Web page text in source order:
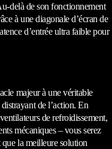
delà de son fonctionnement
à une diagonale d’écran de
d’entrée ultra faible pour
majeur à une véritable
de l’action. En
de refroidissement,
mécaniques – vous serez
la meilleure solution